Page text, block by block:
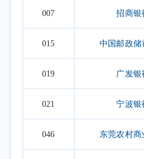
007 招商银
015 中国邮政储
019 广发银
021 宁波银
046 东莞农村商